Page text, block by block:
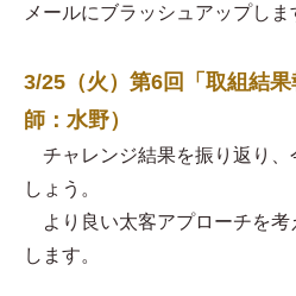
メールにブラッシュアップしま
3/25（火）第6回「取組結
師：水野）
チャレンジ結果を振り返り、
しょう。
より良い太客アプローチを考
します。